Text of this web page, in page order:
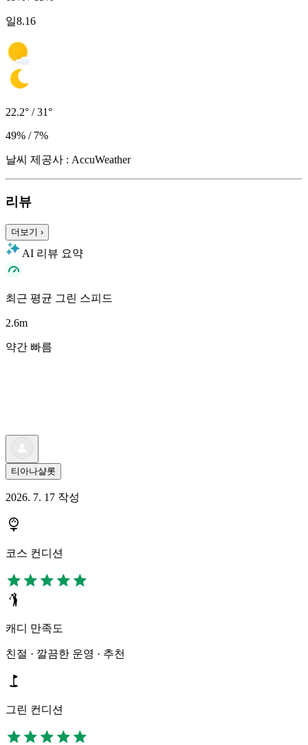
일8.16
22.2° / 31°
49% / 7%
날씨 제공사 : AccuWeather
리뷰
더보기 ›
AI 리뷰 요약
최근 평균 그린 스피드
2.6m
약간 빠름
티아나샬롯
2026. 7. 17 작성
코스 컨디션
캐디 만족도
친절 · 깔끔한 운영 · 추천
그린 컨디션